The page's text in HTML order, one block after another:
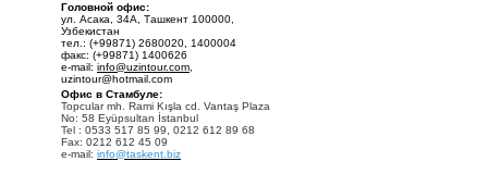
Головной офис:
ул. Асака, 34А, Ташкент 100000,
Узбекистан
тел.: (+99871) 2680020, 1400004
факс: (+99871) 1400626
e-mail: info@uzintour.com
uzintour@hotmail.com
Офис в Стамбуле:
Topcular mh. Rami Kışla cd. Vantaş Plaza
No: 58 Eyüpsultan İstanbul
Tel : 0533 517 85 99, 0212 612 89 68
Fax: 0212 612 45 09
e-mail: info@taskent.biz